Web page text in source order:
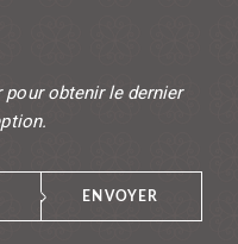
obtenir le dernier
ENVOYER